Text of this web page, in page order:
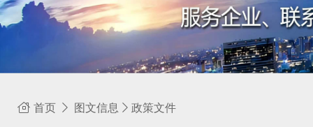
首页 图文信息 政策文件